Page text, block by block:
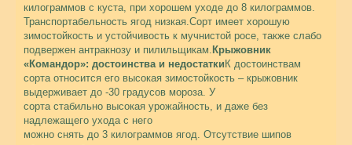
килограммов с куста, при хорошем уходе до 8 килограммов.
Транспортабельность ягод низкая.Сорт имеет хорошую
зимостойкость и устойчивость к мучнистой росе, также слабо
подвержен антракнозу и пилильщикам. Крыжовник
«Командор»: достоинства и недостатки К достоинствам
сорта относится его высокая зимостойкость – крыжовник
выдерживает до -30 градусов мороза. У
сорта стабильно высокая урожайность, и даже без
надлежащего ухода с него
можно снять до 3 килограммов ягод. Отсутствие шипов